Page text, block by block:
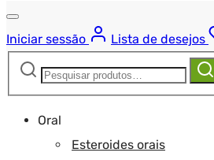
Iniciar sessão
Lista de desejos
Pesquisar
Oral
Esteroides orais